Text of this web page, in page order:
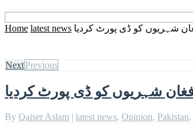
Home latest news
NextPrevious
By Qaiser Aslam | latest news, Opinion, Pakistan,